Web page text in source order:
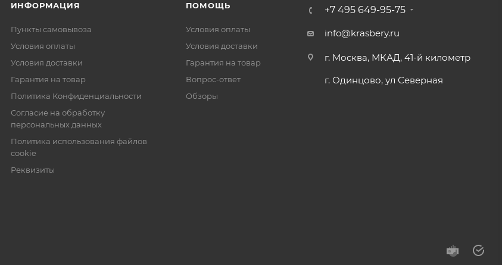
ИНФОРМАЦИЯ
Пункты самовывоза
Условия оплаты
Условия доставки
Гарантия на товар
Политика Конфиденциальности
Согласие на обработку
персональных данных
Политика использования файлов
cookie
Реквизиты
ПОМОЩЬ
Условия оплаты
Условия доставки
Гарантия на товар
Вопрос-ответ
Обзоры
+7 495 649-95-75
info@krasbery.ru
г. Москва, МКАД, 41-й километр
г. Одинцово, ул Северная